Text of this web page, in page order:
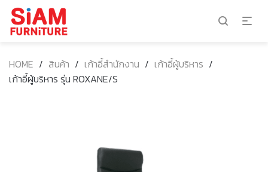
HOME / สินค้า / เก้าอี้สำนักงาน / เก้าอี้ผู้บริหาร /
เก้าอี้ผู้บริหาร รุ่น ROXANE/S